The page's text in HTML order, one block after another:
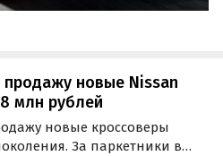
продажу новые Nissan
млн рублей
новые кроссоверы
За паркетники в